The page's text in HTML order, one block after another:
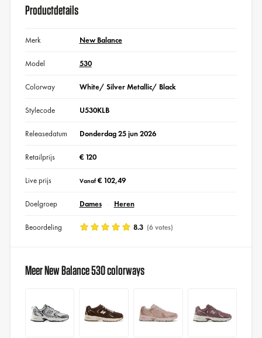
Productdetails
Merk New Balance
Model 530
Colorway White/ Silver Metallic/ Black
Stylecode U530KLB
Releasedatum Donderdag 25 jun 2026
Retailprijs € 120
Live prijs Vanaf€ 102,49
Doelgroep Dames Heren
Beoordeling 8.3 (6 votes)
Meer New Balance 530 colorways